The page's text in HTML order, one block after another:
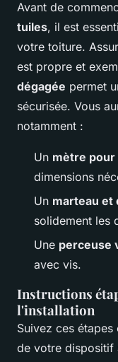
Avant de
tuiles, il est
votre toiture.
est propre et
dégagée permet
sécurisée. Vous
notamment :
Un mètre
dimensions
Un marteau et
solidement les
Une perceuse
avec vis.
Instructions
l'installation
Suivez ces
de votre dispositif